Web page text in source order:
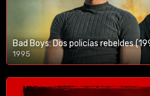
Bad Boys: Dos policías rebeldes
1995
1080p/720p